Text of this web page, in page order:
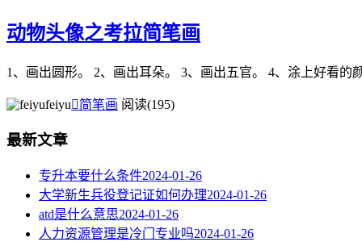
动物头像之考拉简笔画
1、画出圆形。 2、画出耳朵。 3、画出五官。 4、涂上好看的
feiyu简笔画 阅读(195)
最新文章
专升本要什么条件2024-01-26
大学新生兵役登记证如何办理2024-01-26
atd是什么意思2024-01-26
人力资源管理是冷门专业吗2024-01-26